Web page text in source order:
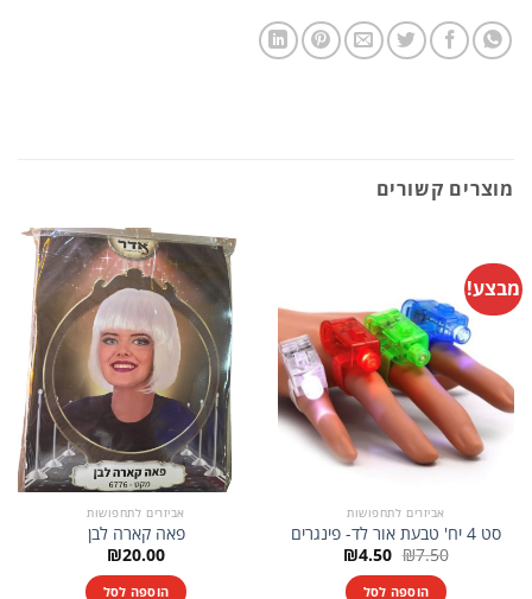
מוצרים קשורים
מבצע!
אביזרים לתחפושות
סט 4 יח' טבעת אור לד- פינגרים
₪7.50 המחיר
היה:
₪4.50 המחיר
הוספה לסל
אביזרים לתחפושות
פאה קארה לבן
₪20.00
הוספה לסל